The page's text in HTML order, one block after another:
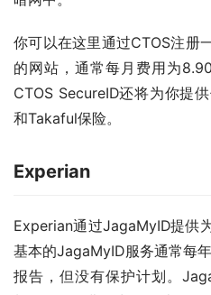
你可以在这里通过CTOS注册
的网站，通常每月费用为
CTOS SecureID还将为你提
和Takaful保险。
Experian
Experian通过JagaMyID提供
基本的JagaMyID服务通常每
报告，但没有保护计划。